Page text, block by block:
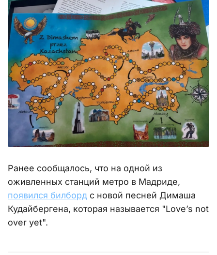
Ранее сообщалось, что на одной из
оживленных станций метро в Мадриде,
появился билборд с новой песней Димаша
Кудайбергена, которая называется "Love’s not
over yet".